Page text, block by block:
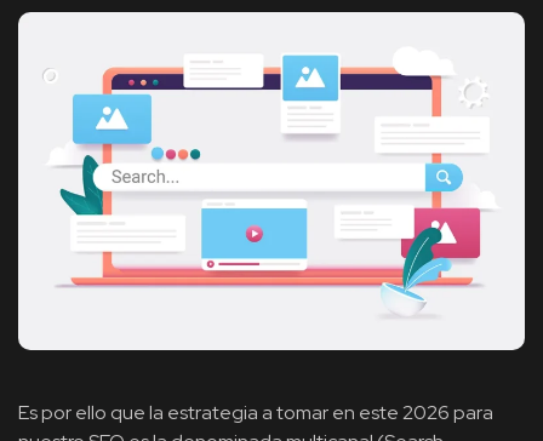
Es por ello que la estrategia a tomar en este 2026 para